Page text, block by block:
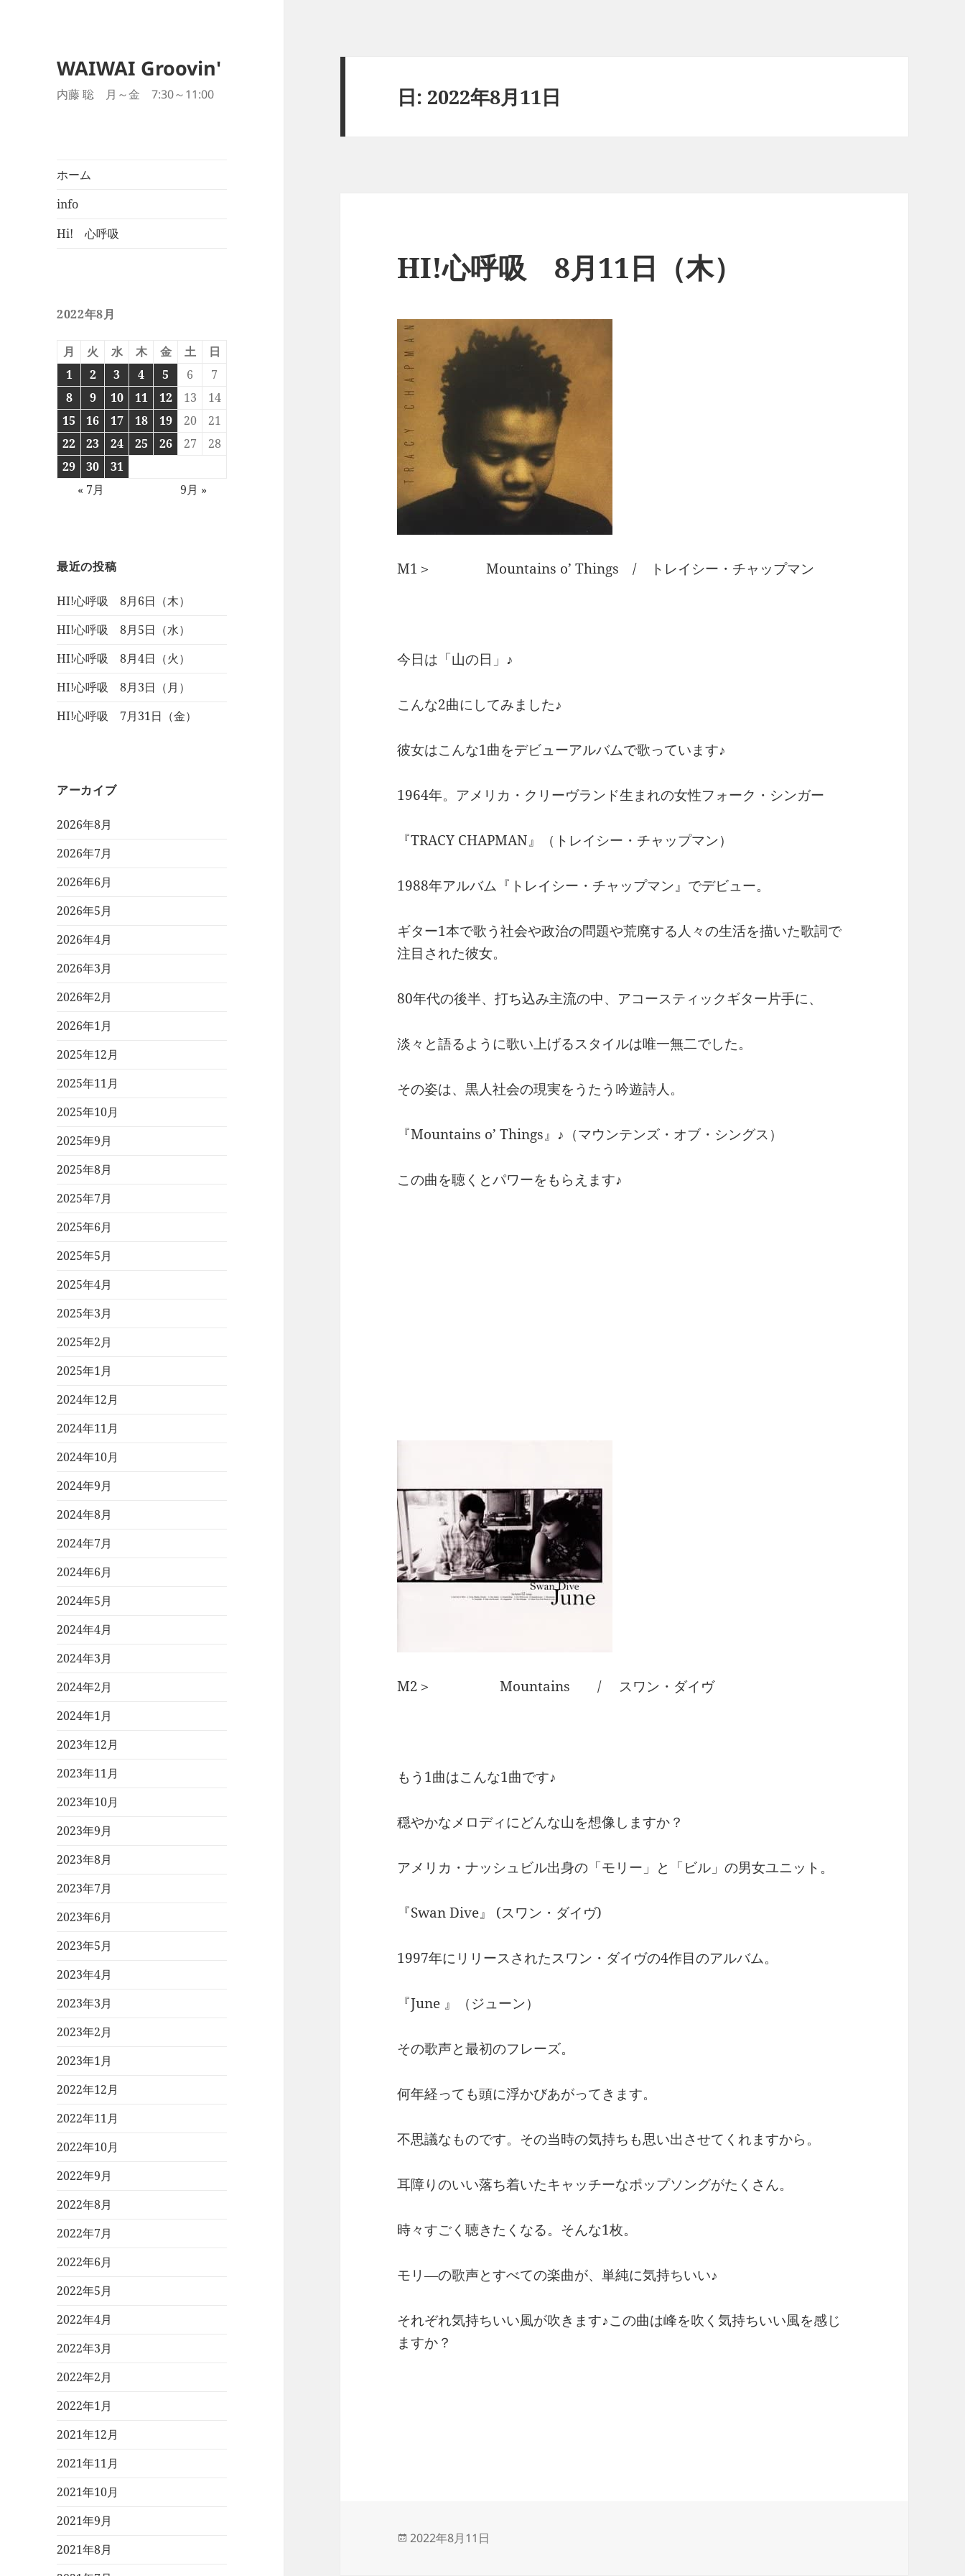
WAIWAI Groovin'
内藤 聡 月～金 7:30～11:00
ホーム
info
Hi! 心呼吸
2022年8月
月 火 水 木 金 土
日
1
2 3 4 5 6
7
8
9 10 11 12 13
14
15
16 17 18 19 20
21
22
23 24 25 26 27
28
29
30
31
« 7月
9月 »
最近の投稿
HI!心呼吸 8月6日（木）
HI!心呼吸 8月5日（水）
HI!心呼吸 8月4日（火）
HI!心呼吸 8月3日（月）
HI!心呼吸 7月31日（金）
アーカイブ
2026年8月
2026年7月
2026年6月
2026年5月
2026年4月
2026年3月
2026年2月
2026年1月
2025年12月
2025年11月
2025年10月
2025年9月
2025年8月
2025年7月
2025年6月
2025年5月
2025年4月
2025年3月
2025年2月
2025年1月
2024年12月
2024年11月
2024年10月
2024年9月
2024年8月
2024年7月
2024年6月
2024年5月
2024年4月
2024年3月
2024年2月
2024年1月
2023年12月
2023年11月
2023年10月
2023年9月
2023年8月
2023年7月
2023年6月
2023年5月
2023年4月
2023年3月
2023年2月
2023年1月
2022年12月
2022年11月
2022年10月
2022年9月
2022年8月
2022年7月
2022年6月
2022年5月
2022年4月
2022年3月
2022年2月
2022年1月
2021年12月
2021年11月
2021年10月
2021年9月
2021年8月
日: 2022年8月11日
HI!心呼吸 8月11日（木）
M1＞ Mountains o’ Things / トレイシー・チャップマン
今日は「山の日」♪
こんな2曲にしてみました♪
彼女はこんな1曲をデビューアルバムで歌っています♪
1964年。アメリカ・クリーヴランド生まれの女性フォーク・シンガー
『TRACY CHAPMAN』（トレイシー・チャップマン）
1988年アルバム『トレイシー・チャップマン』でデビュー。
ギター1本で歌う社会や政治の問題や荒廃する人々の生活を描いた歌詞で
注目された彼女。
80年代の後半、打ち込み主流の中、アコースティックギター片手に、
淡々と語るように歌い上げるスタイルは唯一無二でした。
その姿は、黒人社会の現実をうたう吟遊詩人。
『Mountains o’ Things』♪（マウンテンズ・オブ・シングス）
この曲を聴くとパワーをもらえます♪
M2＞ Mountains / スワン・ダイヴ
もう1曲はこんな1曲です♪
穏やかなメロディにどんな山を想像しますか？
アメリカ・ナッシュビル出身の「モリー」と「ビル」の男女ユニット。
『Swan Dive』 (スワン・ダイヴ)
1997年にリリースされたスワン・ダイヴの4作目のアルバム。
『June 』（ジューン）
その歌声と最初のフレーズ。
何年経っても頭に浮かびあがってきます。
不思議なものです。その当時の気持ちも思い出させてくれますから。
耳障りのいい落ち着いたキャッチーなポップソングがたくさん。
時々すごく聴きたくなる。そんな1枚。
モリ―の歌声とすべての楽曲が、単純に気持ちいい♪
それぞれ気持ちいい風が吹きます♪この曲は峰を吹く気持ちいい風を感じ
ますか？
投
2022年8月11日